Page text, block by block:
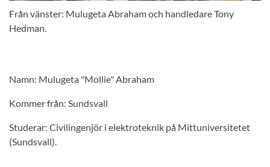
Från vänster: Mulugeta Abraham och handledare Tony
Hedman.
Namn: Mulugeta "Mollie" Abraham
Kommer från: Sundsvall
Studerar: Civilingenjör i elektroteknik på Mittuniversitetet
(Sundsvall).